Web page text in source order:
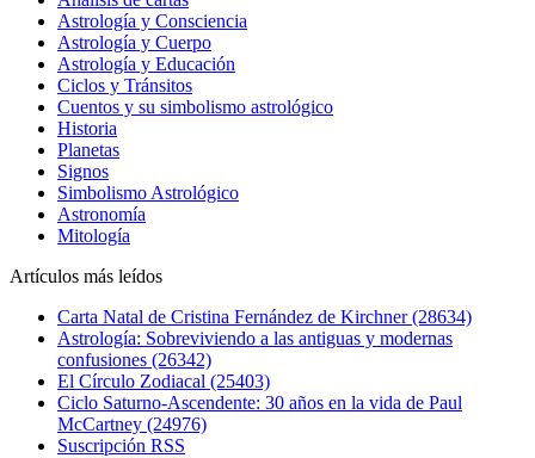
Astrología y Consciencia
Astrología y Cuerpo
Astrología y Educación
Ciclos y Tránsitos
Cuentos y su simbolismo astrológico
Historia
Planetas
Signos
Simbolismo Astrológico
Astronomía
Mitología
Artículos más leídos
Carta Natal de Cristina Fernández de Kirchner (28634)
Astrología: Sobreviviendo a las antiguas y modernas
confusiones (26342)
El Círculo Zodiacal (25403)
Ciclo Saturno-Ascendente: 30 años en la vida de Paul
McCartney (24976)
Suscripción RSS